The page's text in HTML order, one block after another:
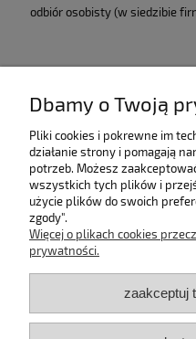
odbiór osobisty(w siedzibie
Dbamy o Twoją
Pliki cookies i pokrewne im
działanie strony i pomagają
potrzeb. Możesz
wszystkich tych plików i
użycie plików do swoich
zgody".
Więcej o plikach cookies
prywatności.
zaakceptuj